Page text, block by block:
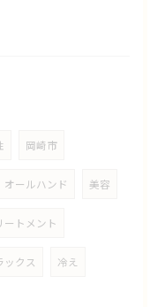
岡崎市
オールハンド 美容
ートメント
ックス 冷え